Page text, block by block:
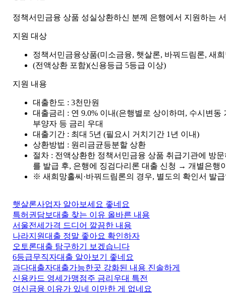
정책서민금융 상품 성실상환하신 분께 은행에서 지원하는
지원 대상
정책서민금융상품(미소금융, 햇살론, 바꿔드림론, 새
(전액상환 포함)(신용등급 5등급 이상)
지원 내용
대출한도 : 3천만원
대출금리 : 연 9.0% 이내(은행별로 상이하며, 수시변
부양자 등 금리 우대
대출기간 : 최대 5년 (필요시 거치기간 1년 이내)
상환방법 : 원리금균등분할 상환
절차 : 전액상환한 정책서민금융 상품 취급기관에 방
를 발급 후, 은행에 징검다리론 대출 신청 → 개별은행
※ 새희망홀씨·바꿔드림론의 경우, 별도의 확인서 발
햇살론사업자 알아보세요 좋네요
특허권담보대출 찾는 이유 올바른 내용
서울전세가격 드디어 깔끔한 내용
나라지원대출 정말 좋아요 확인하자
오토론대출 탐구하기 보겠습니다
6등급무직자대출 알아보기 좋네요
과다대출자대출가능한곳 강화된 내용 진솔하게
신용카드 영세가맹점주 금리우대 특전
여신금융 이유가 있네 이만한 게 없네요